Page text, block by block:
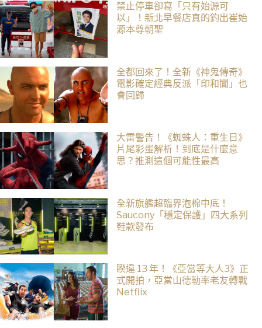
禁止停車卻寫「只有始源可
以」！新北早餐店真的釣出崔始
源本尊朝聖
全都回來了！全新《神鬼傳奇》
電影確定經典反派「印和闐」也
會回歸
大雷警告！《蜘蛛人：重生日》
片尾彩蛋解析！到底是什麼意
思？推測這個可能性最高
全新旗艦超臨界泡棉中底！
Saucony「穩定保護」四大系列
鞋款發布
睽違 13 年！《亞當等大人3》正
式開拍，亞當山德勒率老友轉戰
Netflix